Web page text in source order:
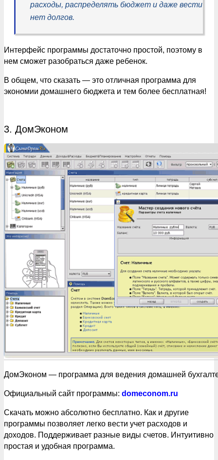
расходы, распределять бюджет и даже вести
нет долгов.
Интерфейс программы достаточно простой, поэтому в
нем сможет разобраться даже ребенок.
В общем, что сказать — это отличная программа для
экономии домашнего бюджета и тем более бесплатная!
3. ДомЭконом
ДомЭконом — программа для ведения домашней
Официальный сайт программы: domeconom.ru
Скачать можно абсолютно бесплатно. Как и другие
программы позволяет легко вести учет расходов и
доходов. Поддерживает разные виды счетов. Интуитивно
простая и удобная программа.